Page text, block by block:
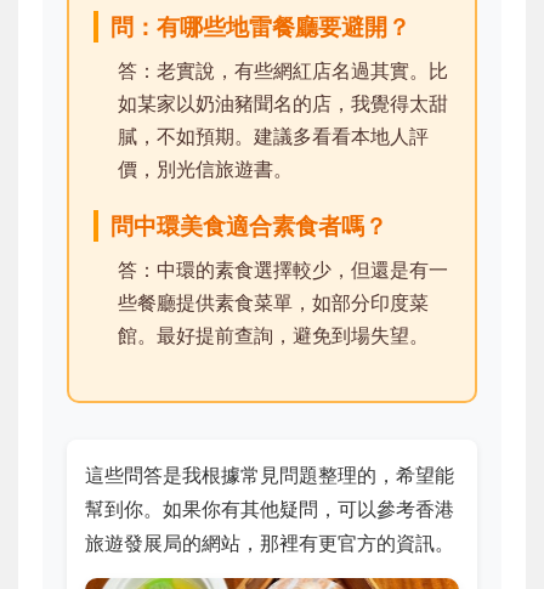
問：有哪些地雷餐廳要避開？
答：老實說，有些網紅店名過其實。比
如某家以奶油豬聞名的店，我覺得太甜
膩，不如預期。建議多看看本地人評
價，別光信旅遊書。
問中環美食適合素食者嗎？
答：中環的素食選擇較少，但還是有一
些餐廳提供素食菜單，如部分印度菜
館。最好提前查詢，避免到場失望。
這些問答是我根據常見問題整理的，希望能
幫到你。如果你有其他疑問，可以參考香港
旅遊發展局的網站，那裡有更官方的資訊。